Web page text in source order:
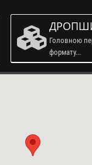
Головною
формату...